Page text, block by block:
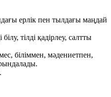
ерлік пен тылдағы маңдай
тілді қадірлеу, салтты
біліммен, мәдениетпен,